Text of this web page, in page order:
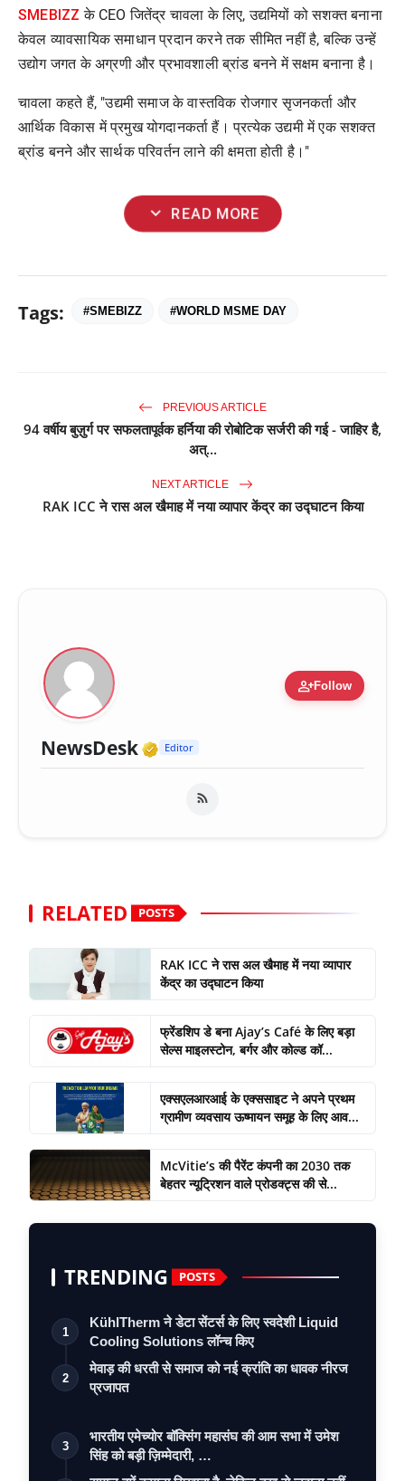
SMEBIZZ केCEOजितेंद्र चावला के लिए,उद्यमियों को सशक्त बनाना
केवल व्यावसायिक समाधान प्रदान करने तक सीमित नहीं है,बल्कि उन्हें
उद्योग जगत के अग्रणी और प्रभावशाली ब्रांड बनने में सक्षम बनाना है।
चावला कहते हैं, "उद्यमी समाज के वास्तविक रोजगार सृजनकर्ता और
आर्थिक विकास में प्रमुख योगदानकर्ता हैं। प्रत्येक उद्यमी में एक सशक्त
ब्रांड बनने और सार्थक परिवर्तन लाने की क्षमता होती है। "
expand_more READ MORE
Tags: #SMEBIZZ #WORLD MSME DAY
PREVIOUS ARTICLE
94 वर्षीय बुज़ुर्ग पर सफलतापूर्वक हर्निया की रोबोटिक सर्जरी की गई - जाहिर है,
अत्...
NEXT ARTICLE
RAK ICC ने रास अल खैमाह में नया व्यापार केंद्र का उद्घाटन किया
person_addFollow
NewsDesk Verified Media or
Editor
RELATED POSTS
RAK ICC ने रास अल खैमाह में नया व्यापार
केंद्र का उद्घाटन किया
फ्रेंडशिप डे बना Ajay’s Café के लिए बड़ा
सेल्स माइलस्टोन, बर्गर और कोल्ड कॉ...
एक्सएलआरआई के एक्ससाइट ने अपने प्रथम
ग्रामीण व्यवसाय ऊष्मायन समूह के लिए आव...
McVitie’s की पैरेंट कंपनी का 2030 तक
बेहतर न्यूट्रिशन वाले प्रोडक्ट्स की से...
TRENDING POSTS
1
KühlTherm ने डेटा सेंटर्स के लिए स्वदेशी Liquid
Cooling Solutions लॉन्च किए
2
मेवाड़ की धरती से समाज को नई क्रांति का धावक नीरज
प्रजापत
3
भारतीय एमेच्योर बॉक्सिंग महासंघ की आम सभा में उमेश
सिंह को बड़ी ज़िम्मेदारी, …